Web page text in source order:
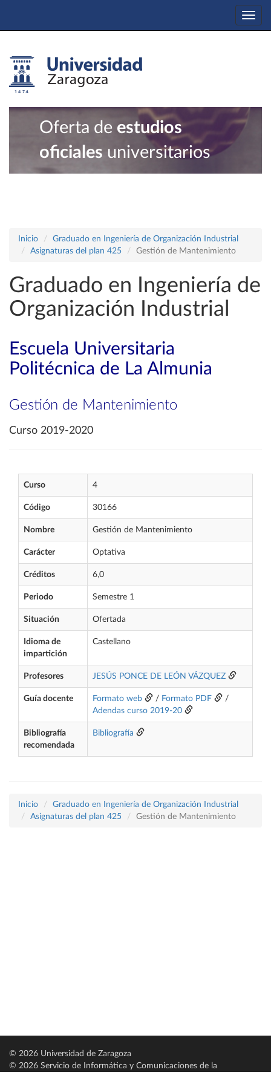
Oferta de estudios
oficiales universitarios
Inicio
Graduado en Ingeniería de Organización Industrial
Asignaturas del plan 425
Gestión de Mantenimiento
Graduado en Ingeniería de
Organización Industrial
Escuela Universitaria
Politécnica de La Almunia
Gestión de Mantenimiento
Curso 2019-2020
Curso 4
Código 30166
Nombre Gestión de Mantenimiento
Carácter Optativa
Créditos 6,0
Periodo Semestre 1
Situación Ofertada
Idioma de
impartición
Castellano
Profesores JESÚS PONCE DE LEÓN VÁZQUEZ
Guía docente Formato web / Formato PDF
/
Adendas curso 2019-20
Bibliografía
recomendada
Bibliografía
Inicio
Graduado en Ingeniería de Organización Industrial
Asignaturas del plan 425
Gestión de Mantenimiento
© 2026 Universidad de Zaragoza
© 2026 Servicio de Informática y Comunicaciones de la